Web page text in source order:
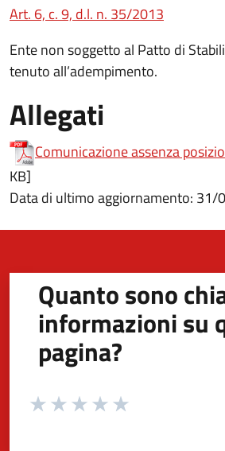
Art. 6, c. 9, d.l. n. 35/2013
Ente non soggetto al Patto di
tenuto all’adempimento.
Allegati
Comunicazione assenza
KB]
Data di ultimo aggiornamento: 31/
Quanto sono
informazioni su
pagina?
Valuta da 1 a 5 stelle la pagina